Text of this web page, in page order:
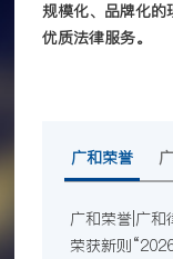
规模化、品牌化
优质法律服务。
广和荣誉
广和荣誉|广和
荣获新则